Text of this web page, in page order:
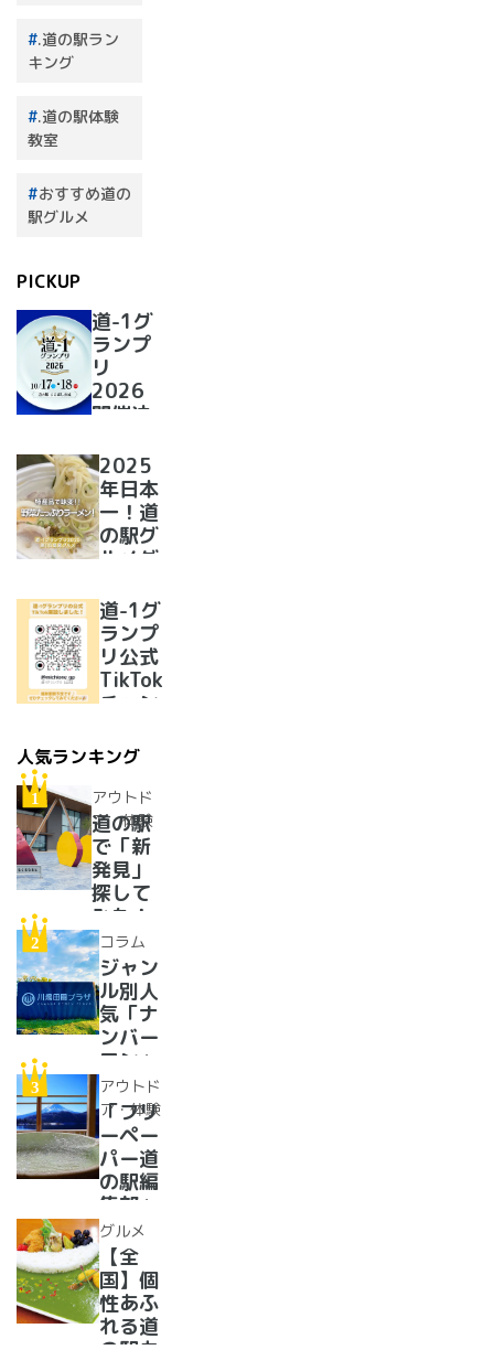
.道の駅ラン
キング
.道の駅体験
教室
おすすめ道の
駅グルメ
PICKUP
道-1グ
ランプ
リ
2026
開催決
2025
年日本
一！道
の駅グ
ルメグ
リ優勝
のラー
メンが
美味し
すぎた
道-1グ
ランプ
リ公式
TikTok
チャン
開設い
たしま
した！
人気ランキング
アウトド
ア・体験
道の駅
で「新
発見」
探して
みた！
イベン
トに巨
大グル
メ、ご
当地ス
イーツ
まで
【2024
年最新
情報】
コラム
ジャン
ル別人
気「ナ
ンバー
ワン」
道の駅
紹介。
フリー
ペーパ
ー道の
駅読者
が選ん
だ道の
駅ラン
キング
【最
新】
アウトド
ア・体験
「フリ
ーペー
パー道
の駅編
集部」
イチオ
シ！お
風呂の
ある道
の駅
16
グルメ
【全
国】個
性あふ
れる道